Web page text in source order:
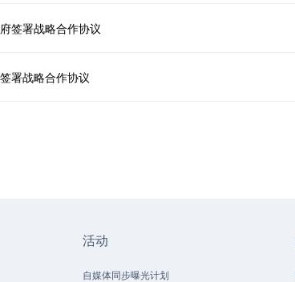
签署战略合作协议
署战略合作协议
活动
自媒体同步曝光计划